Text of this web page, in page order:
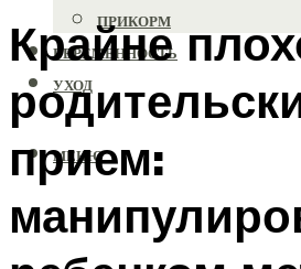
ПРИКОРМ
БЕРЕМЕННОСТЬ
УХОД
МЕНЮ
Крайне
прием: